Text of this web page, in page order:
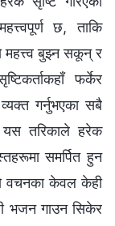
छ, ताकि
महत्त्व बुझ्न सकून् र
फर्केर
गर्नुभएका सबै
यस तरिकाले हरेक
समर्पित हुन
वचनका केवल केही
भजन गाउन सिकेर